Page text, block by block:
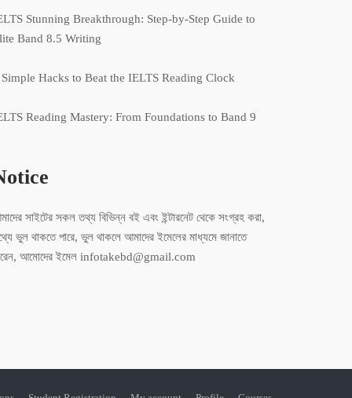
Stunning Breakthrough: Step-by-Step Guide to
Band 8.5 Writing
Hacks to Beat the IELTS Reading Clock
Reading Mastery: From Foundations to Band 9
সাইটের সকল তথ্য বিভিন্ন বই এবং ইন্টারনেট থেকে সংগ্রহ করা,
ভুল থাকতে পারে, ভুল থাকলে আমাদের ইমেলের মাধ্যমে জানাতে
আমোদের ইমেল infotakebd@gmail.com